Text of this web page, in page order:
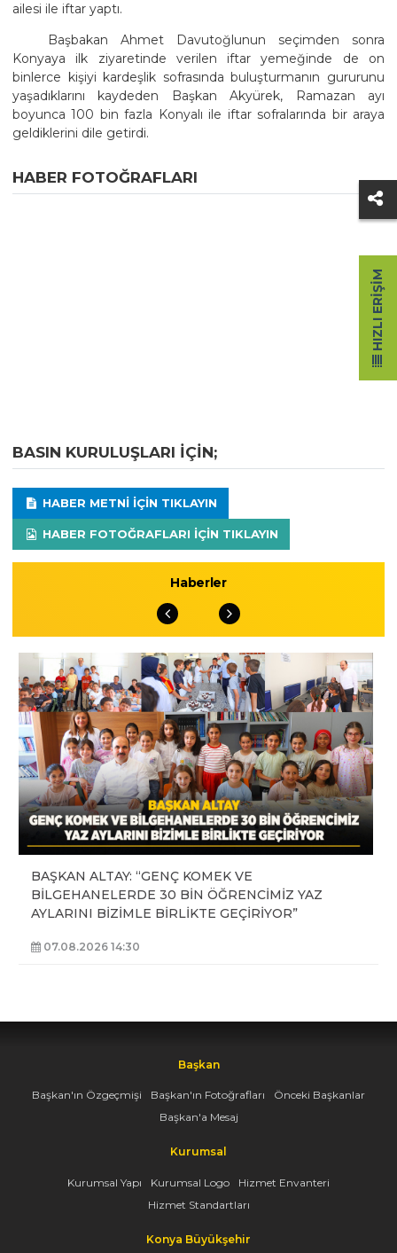
ailesi ile iftar yaptı.
Başbakan Ahmet Davutoğlunun seçimden sonra
Konyaya ilk ziyaretinde verilen iftar yemeğinde de on
binlerce kişiyi kardeşlik sofrasında buluşturmanın gururunu
yaşadıklarını kaydeden Başkan Akyürek, Ramazan ayı
boyunca 100 bin fazla Konyalı ile iftar sofralarında bir araya
geldiklerini dile getirdi.
HABER FOTOĞRAFLARI
BASIN KURULUŞLARI IÇIN;
HABER METNI IÇIN TIKLAYIN
HABER FOTOĞRAFLARI IÇIN TIKLAYIN
Haberler
BAŞKAN ALTAY: “GENÇ KOMEK VE
BİLGEHANELERDE 30 BİN ÖĞRENCİMİZ YAZ
AYLARINI BİZİMLE BİRLİKTE GEÇİRİYOR”
07.08.2026 14:30
Başkan
Başkan'ın Özgeçmişi Başkan'ın Fotoğrafları
Önceki Başkanlar
Başkan'a Mesaj
Kurumsal
Kurumsal Yapı Kurumsal Logo
Hizmet Envanteri
Hizmet Standartları
Konya Büyükşehir
HIZLI ERIŞIM